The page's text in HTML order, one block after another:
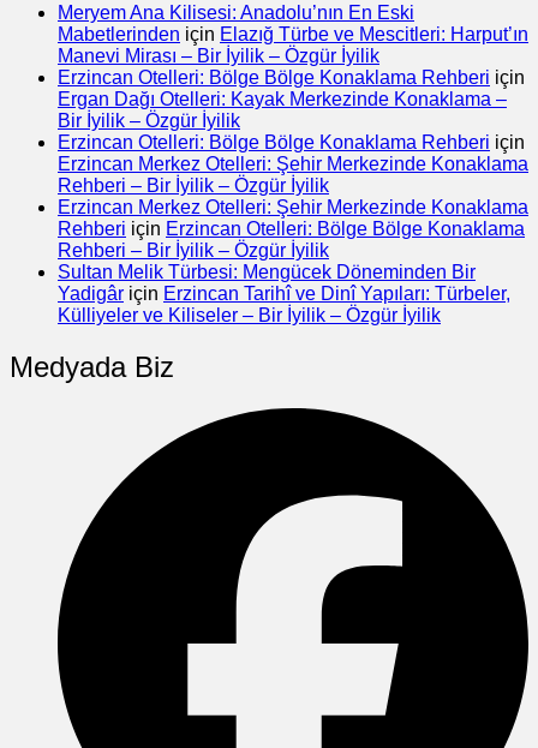
Meryem Ana Kilisesi: Anadolu’nın En Eski
Mabetlerinden için Elazığ Türbe ve Mescitleri: Harput’ın
Manevi Mirası – Bir İyilik – Özgür İyilik
Erzincan Otelleri: Bölge Bölge Konaklama Rehberi için
Ergan Dağı Otelleri: Kayak Merkezinde Konaklama –
Bir İyilik – Özgür İyilik
Erzincan Otelleri: Bölge Bölge Konaklama Rehberi için
Erzincan Merkez Otelleri: Şehir Merkezinde Konaklama
Rehberi – Bir İyilik – Özgür İyilik
Erzincan Merkez Otelleri: Şehir Merkezinde Konaklama
Rehberi için Erzincan Otelleri: Bölge Bölge Konaklama
Rehberi – Bir İyilik – Özgür İyilik
Sultan Melik Türbesi: Mengücek Döneminden Bir
Yadigâr için Erzincan Tarihî ve Dinî Yapıları: Türbeler,
Külliyeler ve Kiliseler – Bir İyilik – Özgür İyilik
Medyada Biz